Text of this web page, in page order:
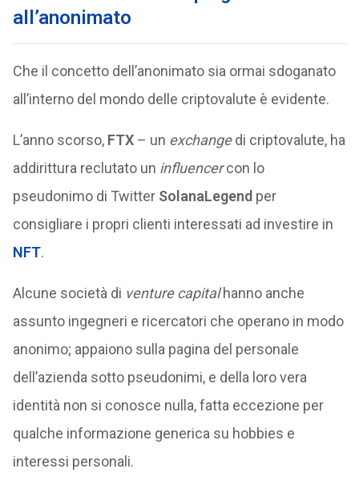
all’anonimato
Che il concetto dell’anonimato sia ormai sdoganato
all’interno del mondo delle criptovalute è evidente.
L’anno scorso, FTX– un exchangedi criptovalute, ha
addirittura reclutato un influencercon lo
pseudonimo di Twitter SolanaLegend per
consigliare i propri clienti interessati ad investire in
NFT.
Alcune società di venture capitalhanno anche
assunto ingegneri e ricercatori che operano in modo
anonimo; appaiono sulla pagina del personale
dell’azienda sotto pseudonimi, e della loro vera
identità non si conosce nulla, fatta eccezione per
qualche informazione generica su hobbies e
interessi personali.